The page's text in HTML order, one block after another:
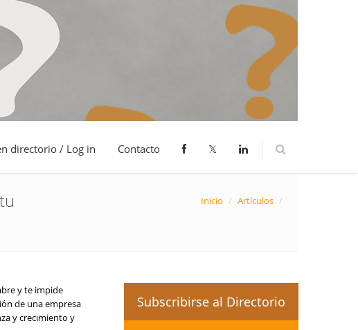
directorio / Log in Contacto 𝕏
Inicio / Artículos /
y te impide
de una empresa
y crecimiento y
Subscribirse al Directorio